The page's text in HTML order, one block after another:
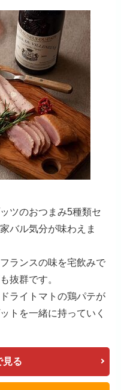
ツのおつまみ5種類セ
バル気分が味わえま
ランスの味を宅飲みで
抜群です。
ライトマトの鶏パテが
トを一緒に持っていく
見る